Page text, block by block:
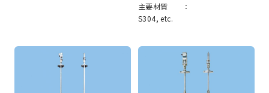
主要材質 ：
S304, etc.